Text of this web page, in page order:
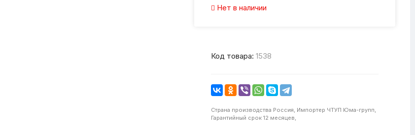
Нет в наличии
Код товара: 1538
Страна производства Россия, Импортер ЧТУП Юма-групп,
Гарантийный срок 12 месяцев,